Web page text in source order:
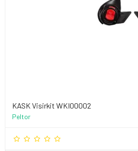
KASK Visirkit WKI00002
Peltor